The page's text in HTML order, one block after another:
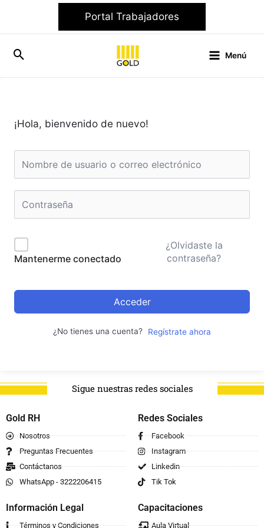
contenido
Portal Trabajadores
Menú
¡Hola, bienvenido de nuevo!
Mantenerme conectado
¿Olvidaste la
contraseña?
Acceder
¿No tienes una cuenta? Regístrate ahora
Sigue nuestras redes sociales
Gold RH
Nosotros
Preguntas Frecuentes
Contáctanos
WhatsApp - 3222206415
Redes Sociales
Facebook
Instagram
Linkedin
Tik Tok
Información Legal
Términos y Condiciones
Capacitaciones
Aula Virtual